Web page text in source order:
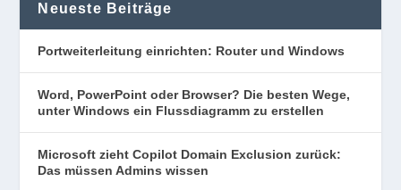
Neueste Beiträge
Portweiterleitung einrichten: Router und Windows
Word, PowerPoint oder Browser? Die besten Wege,
unter Windows ein Flussdiagramm zu erstellen
Microsoft zieht Copilot Domain Exclusion zurück:
Das müssen Admins wissen